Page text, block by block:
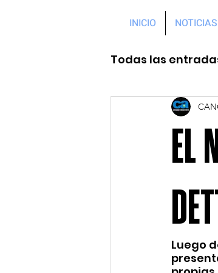
INICIO NOTICIAS
Todas las
EL
Luego